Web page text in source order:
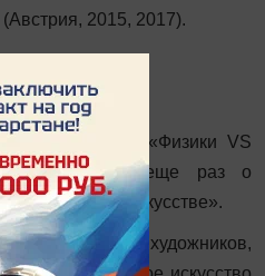
2015, 2017).
Максимовой: «Физики VS
или еще раз о
искусстве».
технологии художников,